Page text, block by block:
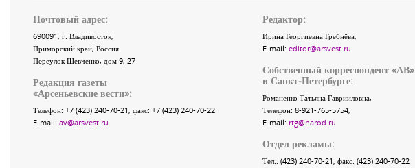
Почтовый адрес:
690091, г. Владивосток,
Приморский край, Россия.
Переулок Шевченко, дом 9, 27
Редакция газеты
«Арсеньевские вести»:
Телефон: +7 (423) 240-70-21, факс: +7 (423) 240-70-22
E-mail: av@arsvest.ru
Редактор:
Ирина Георгиевна Гребнёва,
E-mail: editor@arsvest.ru
Собственный корреспондент «АВ»
в Санкт-Петербурге:
Романенко Татьяна Гаврииловна,
Телефон: 8-921-765-5754,
E-mail: rtg@narod.ru
Отдел рекламы:
Тел.: (423) 240-70-21, факс: (423) 240-70-22